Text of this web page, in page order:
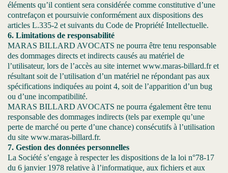
éléments qu’il contient sera considérée comme constitutive d’une
contrefaçon et poursuivie conformément aux dispositions des
articles L.335-2 et suivants du Code de Propriété Intellectuelle.
6. Limitations de responsabilité
MARAS BILLARD AVOCATS ne pourra être tenu responsable
des dommages directs et indirects causés au matériel de
l’utilisateur, lors de l’accès au site internet www.maras-billard.fr et
résultant soit de l’utilisation d’un matériel ne répondant pas aux
spécifications indiquées au point 4, soit de l’apparition d’un bug
ou d’une incompatibilité.
MARAS BILLARD AVOCATS ne pourra également être tenu
responsable des dommages indirects (tels par exemple qu’une
perte de marché ou perte d’une chance) consécutifs à l’utilisation
du site www.maras-billard.fr.
7. Gestion des données personnelles
La Société s’engage à respecter les dispositions de la loi n°78-17
du 6 janvier 1978 relative à l’informatique, aux fichiers et aux